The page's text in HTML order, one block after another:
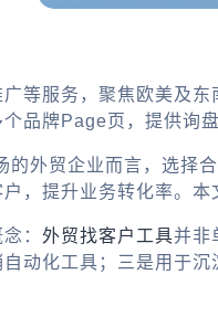
服务，聚焦欧美及东
品牌Page页，提供询
外贸企业而言，选择
，提升业务转化率。
： 外贸找客户工具并非
动化工具；三是用于